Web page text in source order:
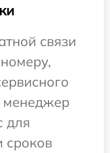
связи
менеджер
для
сроков